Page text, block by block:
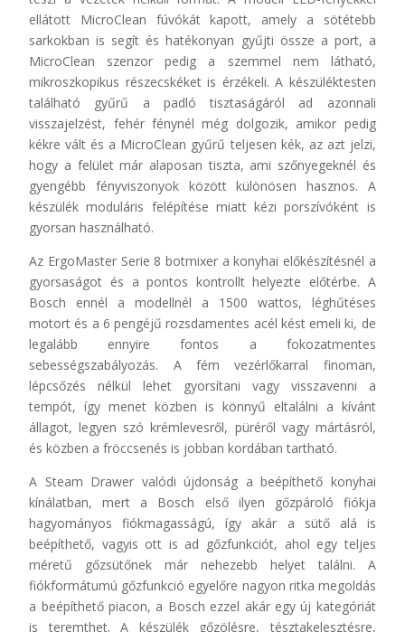
ellátott MicroClean fúvókát kapott, amely a sötétebb
sarkokban is segít és hatékonyan gyűjti össze a port, a
MicroClean szenzor pedig a szemmel nem látható,
mikroszkopikus részecskéket is érzékeli. A készüléktesten
található gyűrű a padló tisztaságáról ad azonnali
visszajelzést, fehér fénynél még dolgozik, amikor pedig
kékre vált és a MicroClean gyűrű teljesen kék, az azt jelzi,
hogy a felület már alaposan tiszta, ami szőnyegeknél és
gyengébb fényviszonyok között különösen hasznos. A
készülék moduláris felépítése miatt kézi porszívóként is
gyorsan használható.
Az ErgoMaster Serie 8 botmixer a konyhai előkészítésnél a
gyorsaságot és a pontos kontrollt helyezte előtérbe. A
Bosch ennél a modellnél a 1500 wattos, léghűtéses
motort és a 6 pengéjű rozsdamentes acél kést emeli ki, de
legalább ennyire fontos a fokozatmentes
sebességszabályozás. A fém vezérlőkarral finoman,
lépcsőzés nélkül lehet gyorsítani vagy visszavenni a
tempót, így menet közben is könnyű eltalálni a kívánt
állagot, legyen szó krémlevesről, püréről vagy mártásról,
és közben a fröccsenés is jobban kordában tartható.
A Steam Drawer valódi újdonság a beépíthető konyhai
kínálatban, mert a Bosch első ilyen gőzpároló fiókja
hagyományos fiókmagasságú, így akár a sütő alá is
beépíthető, vagyis ott is ad gőzfunkciót, ahol egy teljes
méretű gőzsütőnek már nehezebb helyet találni. A
fiókformátumú gőzfunkció egyelőre nagyon ritka megoldás
a beépíthető piacon, a Bosch ezzel akár egy új kategóriát
is teremthet. A készülék gőzölésre, tésztakelesztésre,